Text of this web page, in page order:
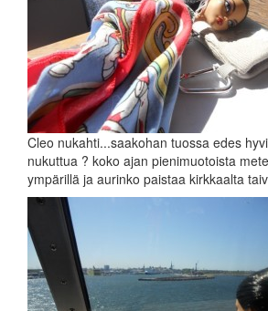
Cleo nukahti...saakohan tuossa edes
nukuttua ? koko ajan pienimuotoista
ympärillä ja aurinko paistaa kirkkaalta